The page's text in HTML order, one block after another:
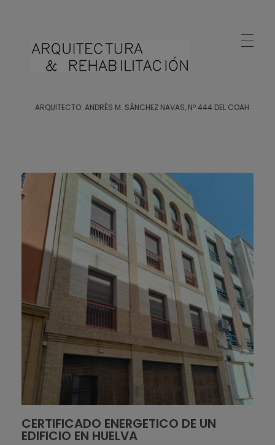
ARQUITECTO: ANDRÉS M. SÁNCHEZ NAVAS, Nº 444 DEL COAH
CERTIFICADO ENERGETICO DE UN
EDIFICIO EN HUELVA